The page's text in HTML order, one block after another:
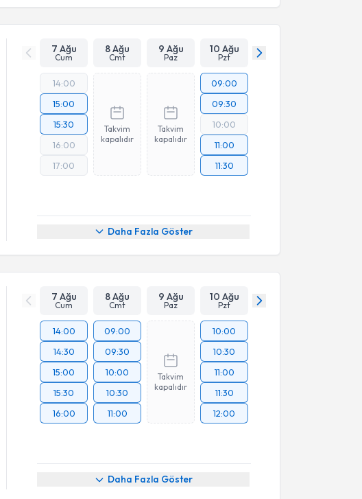
7 Ağu
Cum
8 Ağu
Cmt
9 Ağu
Paz
10 Ağu
Pzt
14:00
15:00
15:30
16:00
17:00
Takvim
kapalıdır
Takvim
kapalıdır
09:00
09:30
10:00
11:00
11:30
Daha Fazla Göster
7 Ağu
Cum
8 Ağu
Cmt
9 Ağu
Paz
10 Ağu
Pzt
14:00
14:30
15:00
15:30
16:00
09:00
09:30
10:00
10:30
11:00
Takvim
kapalıdır
10:00
10:30
11:00
11:30
12:00
Daha Fazla Göster